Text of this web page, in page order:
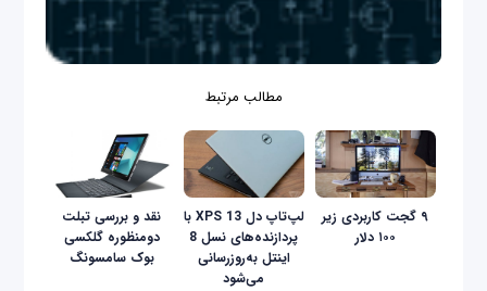
مطالب مرتبط
۹ گجت کاربردی زیر
۱۰۰ دلار
لپ‌تاپ دل XPS 13 با
پردازنده‌های نسل 8
اینتل به‌روزرسانی
می‌شود
نقد و بررسی تبلت
دومنظوره گلکسی
بوک سامسونگ